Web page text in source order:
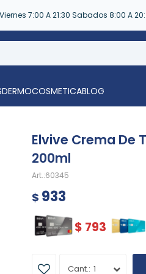
7:00 A 21:30 Sabados 8:00 A
DERMOCOSMETICABLOG
Elvive Crema De
200ml
60345
$ 933
$ 793
1